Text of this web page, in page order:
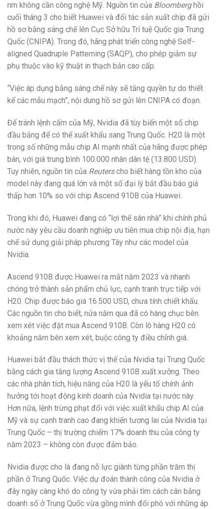
nm không cần công nghệ Mỹ. Nguồn tin của Bloomberg hồi
cuối tháng 3 cho biết Huawei và đối tác sản xuất chip đã gửi
hồ sơ bằng sáng chế lên Cục Sở hữu Trí tuệ Quốc gia Trung
Quốc (CNIPA). Trong đó, hãng phát triển công nghệ Self-
aligned Quadruple Patterning (SAQP), cho phép giảm sự
phụ thuộc vào kỹ thuật in thạch bản cao cấp.
“Việc áp dụng bằng sáng chế này sẽ tăng quyền tự do thiết
kế các mẫu mạch”, nội dung hồ sơ gửi lên CNIPA có đoạn.
Để tránh lệnh cấm của Mỹ, Nvidia đã tùy biến một số chip
đầu bảng để có thể xuất khẩu sang Trung Quốc. H20 là một
trong số những mẫu chip AI mạnh nhất của hãng được phép
bán, với giá trung bình 100.000 nhân dân tệ (13.800 USD).
Tuy nhiên, nguồn tin của Reuterscho biết hàng tồn kho của
model này đang quá lớn và một số đại lý bắt đầu báo giá
thấp hơn 10% so với chip Ascend 910B của Huawei.
Trong khi đó, Huawei đang có “lợi thế sân nhà” khi chính phủ
nước này yêu cầu doanh nghiệp ưu tiên mua chip nội địa, hạn
chế sử dụng giải pháp phương Tây như các model của
Nvidia.
Ascend 910B được Huawei ra mắt năm 2023 và nhanh
chóng trở thành sản phẩm chủ lực, cạnh tranh trực tiếp với
H20. Chip được báo giá 16.500 USD, chưa tính chiết khấu.
Các nguồn tin cho biết, nửa năm qua đã có hàng chục bên
xem xét việc đặt mua Ascend 910B. Còn lô hàng H20 có
khoảng năm bên xem xét, buộc công ty điều chỉnh giá.
Huawei bắt đầu thách thức vị thế của Nvidia tại Trung Quốc
bằng cách gia tăng lượng Ascend 910B xuất xưởng. Theo
các nhà phân tích, hiệu năng của H20 là yếu tố chính ảnh
hưởng tới hoạt động kinh doanh của Nvidia tại nước này.
Hơn nữa, lệnh trừng phạt đối với việc xuất khẩu chip AI của
Mỹ và sự cạnh tranh cao đang khiến tương lai của Nvidia tại
Trung Quốc – thị trường chiếm 17% doanh thu của công ty
năm 2023 – không còn được đảm bảo.
Nvidia được cho là đang nỗ lực giành từng phần trăm thị
phần ở Trung Quốc. Việc dự đoán thành công của Nvidia ở
đây ngày càng khó do công ty vừa phải tìm cách cân bằng
doanh số ở Trung Quốc vừa gồng mình đối phó với những áp